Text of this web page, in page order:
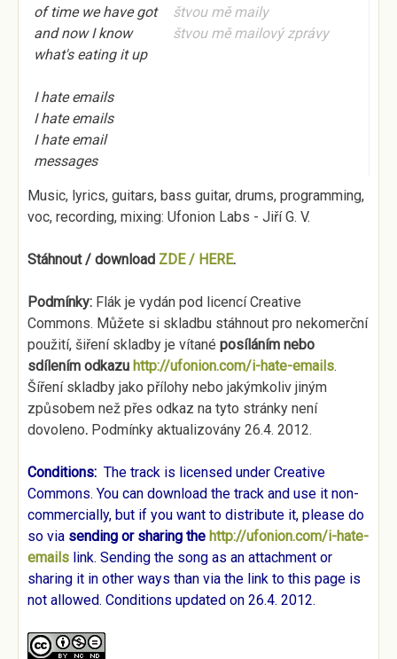
of time we have got
and now I know
what's eating it up
I hate emails
I hate emails
I hate email
messages
štvou mě maily
štvou mě mailový zprávy
Music, lyrics, guitars, bass guitar, drums, programming,
voc, recording, mixing: Ufonion Labs - Jiří G. V.
Stáhnout / download ZDE / HERE.
Podmínky: Flák je vydán pod licencí Creative
Commons. Můžete si skladbu stáhnout pro nekomerční
použití, šiření skladby je vítané posíláním nebo
sdílením odkazu http://ufonion.com/i-hate-emails.
Šíření skladby jako přílohy nebo jakýmkoliv jiným
způsobem než přes odkaz na tyto stránky není
dovoleno. Podmínky aktualizovány 26.4. 2012.
Conditions: The track is licensed under Creative
Commons. You can download the track and use it non-
commercially, but if you want to distribute it, please do
so via sending or sharing the http://ufonion.com/i-hate-
emails link. Sending the song as an attachment or
sharing it in other ways than via the link to this page is
not allowed. Conditions updated on 26.4. 2012.